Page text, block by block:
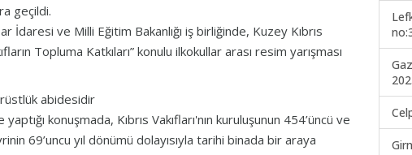
geçildi.
İdaresi ve Milli Eğitim Bakanlığı iş birliğinde, Kuzey Kıbrıs
Topluma Katkıları” konulu ilkokullar arası resim yarışması
abidesidir
konuşmada, Kıbrıs Vakıfları'nın kuruluşunun 454’üncü ve
69’uncu yıl dönümü dolayısıyla tarihi binada bir araya